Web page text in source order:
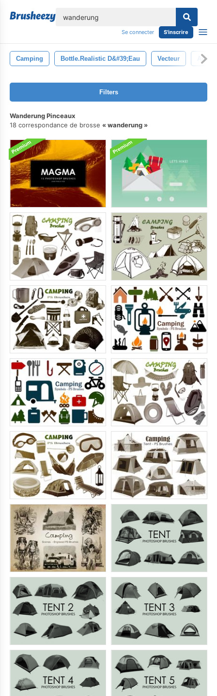
Se connecter S'inscrire
Camping Bottle.realistic D&#39;eau Vecteur Arbre
Filters
Wanderung Pinceaux
18 correspondance de brosse
wanderung